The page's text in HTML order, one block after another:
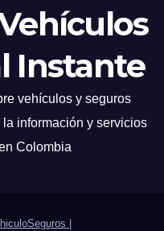
Instante
vehículos y seguros
información y servicios
Colombia